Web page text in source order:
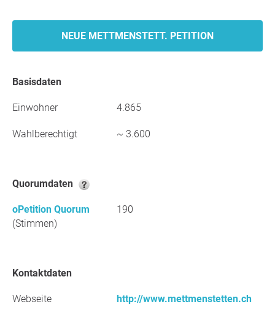
NEUE METTMENSTETT. PETITION
Basisdaten
Einwohner 4.865
Wahlberechtigt ~ 3.600
Quorumdaten
oPetition Quorum
(Stimmen)
190
Kontaktdaten
Webseite http://www.mettmenstetten.ch